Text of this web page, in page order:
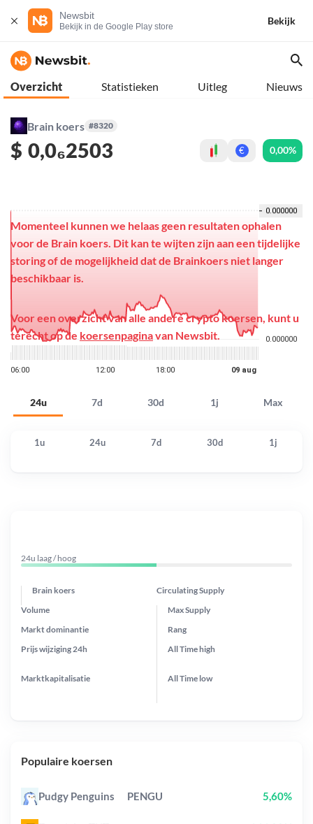
Newsbit
Bekijk in de Google Play store
Bekijk
Overzicht Statistieken Uitleg Nieuws
Brain koers #8320
$ 0,0₆2503 € 0,00%
24u 7d 30d 1j Max
Momenteel kunnen we helaas geen resultaten ophalen
voor de Brain koers. Dit kan te wijten zijn aan een tijdelijke
storing of de mogelijkheid dat de Brainkoers niet langer
beschikbaar is.
Voor een overzicht van alle andere crypto koersen, kunt u
terecht op de koersenpaginavan Newsbit.
1u 24u 7d 30d 1j
24u laag / hoog
Brain koers Circulating Supply
Prijs wijziging 24h
Max Supply
Markt dominantie
Marktkapitalisatie
Volume
Rang
All Timehigh
All Time low
Populaire koersen
Pudgy Penguins PENGU 5,60%